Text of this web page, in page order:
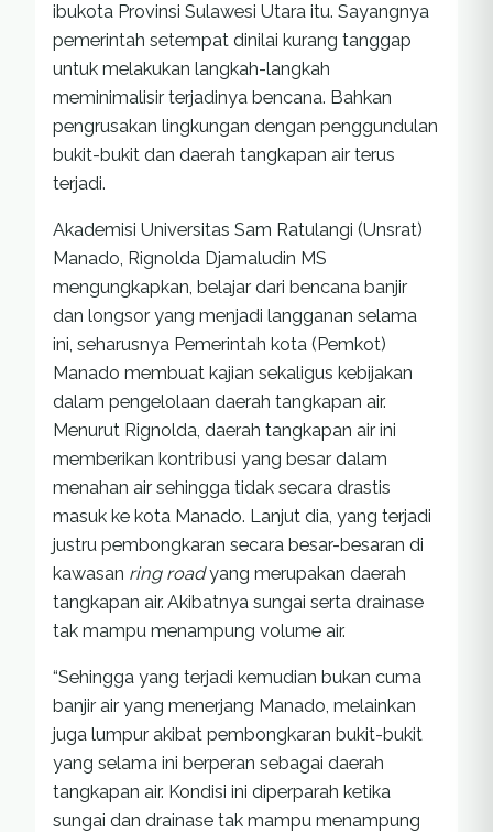
ibukota Provinsi Sulawesi Utara itu. Sayangnya
pemerintah setempat dinilai kurang tanggap
untuk melakukan langkah-langkah
meminimalisir terjadinya bencana. Bahkan
pengrusakan lingkungan dengan penggundulan
bukit-bukit dan daerah tangkapan air terus
terjadi.
Akademisi Universitas Sam Ratulangi (Unsrat)
Manado, Rignolda Djamaludin MS
mengungkapkan, belajar dari bencana banjir
dan longsor yang menjadi langganan selama
ini, seharusnya Pemerintah kota (Pemkot)
Manado membuat kajian sekaligus kebijakan
dalam pengelolaan daerah tangkapan air.
Menurut Rignolda, daerah tangkapan air ini
memberikan kontribusi yang besar dalam
menahan air sehingga tidak secara drastis
masuk ke kota Manado. Lanjut dia, yang terjadi
justru pembongkaran secara besar-besaran di
kawasan ring roadyang merupakan daerah
tangkapan air. Akibatnya sungai serta drainase
tak mampu menampung volume air.
“Sehingga yang terjadi kemudian bukan cuma
banjir air yang menerjang Manado, melainkan
juga lumpur akibat pembongkaran bukit-bukit
yang selama ini berperan sebagai daerah
tangkapan air. Kondisi ini diperparah ketika
sungai dan drainase tak mampu menampung